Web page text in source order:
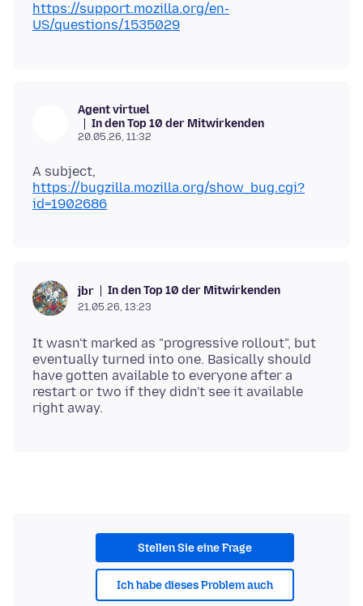
https://support.mozilla.org/en-
US/questions/1535029
Agent virtuel
In den Top 10 der Mitwirkenden
20.05.26, 11:32
A subject,
https://bugzilla.mozilla.org/show_bug.cgi?
id=1902686
jbr In den Top 10 der Mitwirkenden
21.05.26, 13:23
It wasn't marked as "progressive rollout", but
eventually turned into one. Basically should
have gotten available to everyone after a
restart or two if they didn't see it available
Stellen Sie eine Frage
Ich habe dieses Problem auch